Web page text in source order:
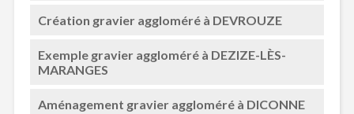
Création gravier aggloméré à DEVROUZE
Exemple gravier aggloméré à DEZIZE-LÈS-
MARANGES
Aménagement gravier aggloméré à DICONNE